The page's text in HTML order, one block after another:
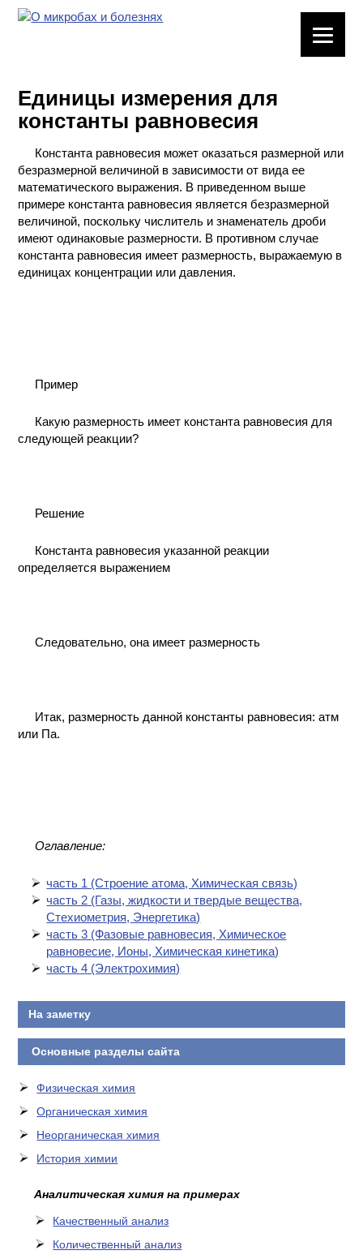
ХИМИЧЕСКАЯ
ПОСУДА
ВРЕДНЫЕ
ФАКТОРЫ
МЕТОДЫ
ПРАКТИЧЕСКОЙ
ХИМИИ
КОНТАКТЫ
Единицы измерения для
константы равновесия
Константа равновесия может оказаться размерной или
безразмерной величиной в зависимости от вида ее
математического выражения. В приведенном выше
примере константа равновесия является безразмерной
величиной, поскольку числитель и знаменатель дроби
имеют одинаковые размерности. В противном случае
константа равновесия имеет размерность, выражаемую в
единицах концентрации или давления.
Пример
Какую размерность имеет константа равновесия для
следующей реакции?
Решение
Константа равновесия указанной реакции
определяется выражением
Следовательно, она имеет размерность
Итак, размерность данной константы равновесия: атм
или Па.
Оглавление:
часть 1 (Cтроение атома, Химическая связь)
часть 2 (Газы, жидкости и твердые вещества,
Стехиометрия, Энергетика)
часть 3 (Фазовые равновесия, Химическое
равновесие, Ионы, Химическая кинетика)
часть 4 (Электрохимия)
На заметку
Основные разделы сайта
Физическая химия
Органическая химия
Неорганическая химия
История химии
Аналитическая химия на примерах
Качественный анализ
Количественный анализ